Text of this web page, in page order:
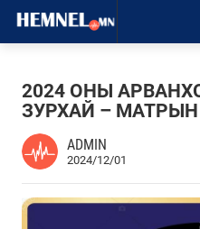
2024 ОНЫ
ЗУРХАЙ –
ADMIN
2024/12/01